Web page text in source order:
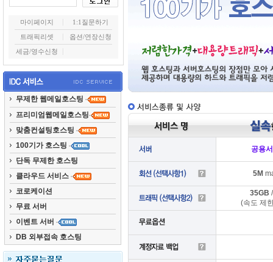
마이페이지
1:1질문하기
트래픽리셋
옵션/연장신청
세금/영수신청
무제한 웹메일호스팅
프리미엄웹메일호스팅
맞춤컨설팅호스팅
100기가 호스팅
단독 무제한 호스팅
클라우드 서비스
코로케이션
무료 서버
이벤트 서버
DB 외부접속 호스팅
공용
5M
35GB
(속도 제